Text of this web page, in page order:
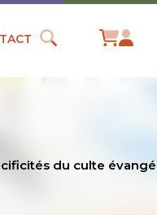
du culte